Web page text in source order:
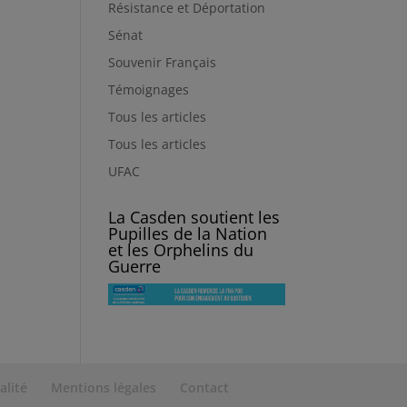
Résistance et Déportation
Sénat
Souvenir Français
Témoignages
Tous les articles
Tous les articles
UFAC
La Casden soutient les
Pupilles de la Nation
et les Orphelins du
Guerre
Mentions légales Contact